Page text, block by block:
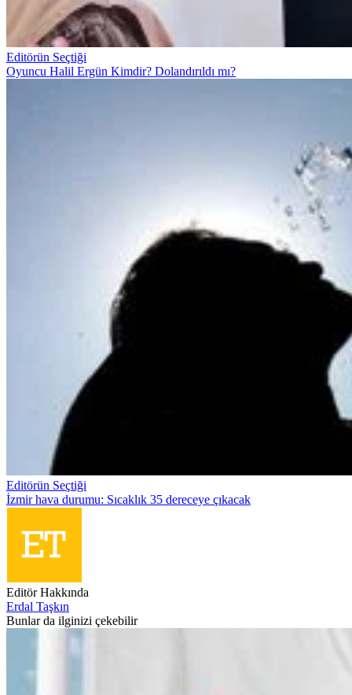
Editörün Seçtiği
Oyuncu Halil Ergün Kimdir? Dolandırıldı mı?
Editörün Seçtiği
İzmir hava durumu: Sıcaklık 35 dereceye çıkacak
Editör Hakkında
Erdal Taşkın
Bunlar da ilginizi çekebilir